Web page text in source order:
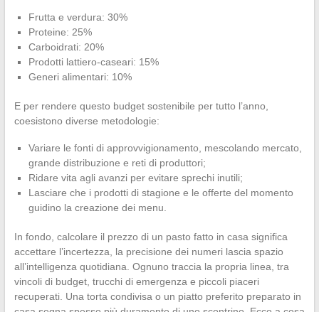
Frutta e verdura: 30%
Proteine: 25%
Carboidrati: 20%
Prodotti lattiero-caseari: 15%
Generi alimentari: 10%
E per rendere questo budget sostenibile per tutto l’anno,
coesistono diverse metodologie:
Variare le fonti di approvvigionamento, mescolando mercato,
grande distribuzione e reti di produttori;
Ridare vita agli avanzi per evitare sprechi inutili;
Lasciare che i prodotti di stagione e le offerte del momento
guidino la creazione dei menu.
In fondo, calcolare il prezzo di un pasto fatto in casa significa
accettare l’incertezza, la precisione dei numeri lascia spazio
all’intelligenza quotidiana. Ognuno traccia la propria linea, tra
vincoli di budget, trucchi di emergenza e piccoli piaceri
recuperati. Una torta condivisa o un piatto preferito preparato in